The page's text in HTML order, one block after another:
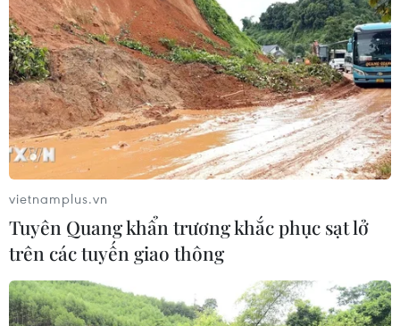
vietnamplus.vn
Tuyên Quang khẩn trương khắc phục sạt lở
trên các tuyến giao thông